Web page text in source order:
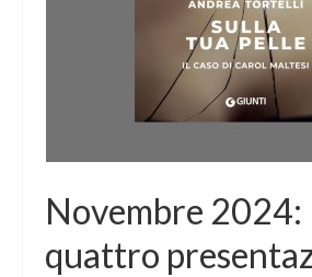
Novembre 2024:
quattro